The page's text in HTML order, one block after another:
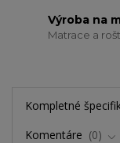
Výroba na
Matrace a
Kompletné
Komentáre
0